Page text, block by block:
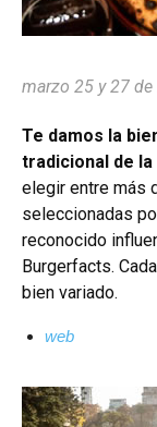
marzo 25 y 27
Te damos la
tradicional de la
elegir entre más
seleccionadas
reconocido
Burgerfacts.
bien variado.
web